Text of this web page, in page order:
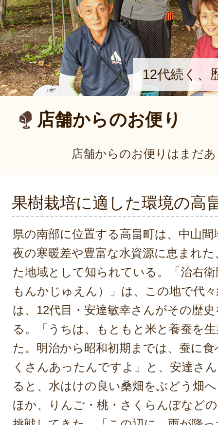
12代続く、
店舗からのお便り
店舗からのお便りはまだ
果樹栽培に適した環境の高
県の南部に位置する高畠町は、中山
夜の寒暖差や豊富な水資源に恵まれ
た地域として知られている。「治右
もんかじゅえん）」は、この地で代
は、12代目・安達敏幸さんがその歴
る。「うちは、もともと米と養蚕を
た。明治から昭和初期までは、蚕に
くさんあったんですよ」と、安達さ
ると、水はけの良い桑畑をぶどう畑
ほか、りんご・桃・さくらんぼなど